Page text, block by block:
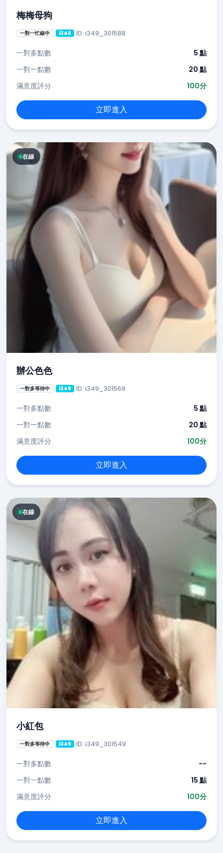
梅梅母狗
一對一忙線中 i349 ID: i349_301588
一對多點數
5 點
一對一點數
20 點
滿意度評分
100分
立即進入
在線
辦公色色
一對多等待中 i349 ID: i349_301569
一對多點數
5 點
一對一點數
20 點
滿意度評分
100分
立即進入
在線
小紅包
一對多等待中 i349 ID: i349_301549
一對多點數
--
一對一點數
15 點
滿意度評分
100分
立即進入